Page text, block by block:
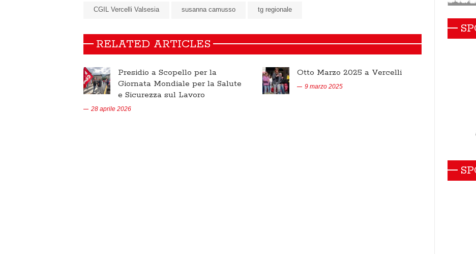
CGIL Vercelli Valsesia susanna camusso tg regionale
RELATED ARTICLES
Presidio a Scopello per la
Giornata Mondiale per la Salute
e Sicurezza sul Lavoro
28 aprile 2026
Otto Marzo 2025 a Vercelli
9 marzo 2025